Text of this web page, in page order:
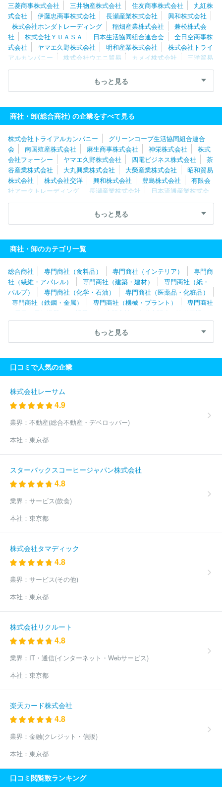
三菱商事株式会社 三井物産株式会社 住友商事株式会社
丸紅株
式会社
伊藤忠商事株式会社 長瀬産業株式会社
興和株式会社
株式会社ホンダトレーディング
稲畑産業株式会社
兼松株式会
社
株式会社ＹＵＡＳＡ 日本生活協同組合連合会
全日空商事株
式会社
ヤマエ久野株式会社 明和産業株式会社
株式会社トライ
アルカンパニー
株式会社ウエニ貿易 カメイ株式会社
三洋貿易
株式会社
富士貿易株式会社 Ｕｍｉｏｓ株式会社
三菱電機トレ
野村貿易株式会社
式会社交洋
もっと見る
商社・卸(総合商社) の企業をすべて見る
株式会社トライアルカンパニー
グリーンコープ生活協同組合連合
会
南国殖産株式会社 麻生商事株式会社 神栄株式会社
株式
会社フォーシー
ヤマエ久野株式会社 四電ビジネス株式会社
茶
谷産業株式会社
大丸興業株式会社 大榮産業株式会社
昭和貿易
株式会社
株式会社交洋 興和株式会社 豊島株式会社
有限会
社アークトレーディング
長瀬産業株式会社
日本流通産業株式会
社
野村貿易株式会社 豊田通商株式会社
株式会社吉田産業
コープデリ生活協同組合連合会
株式会社栗林商
会
日本ダイレックス株式会社
田辺商事株式会社
昭光通商株式会
社
生活クラブ事業連合生活協同組合連合会
日本商事
株式会社トーヨーコーポレーション
イオントップバリ
ュ株式会社
株式会社野澤組 日本生活協同組合連合会
三菱電機
トレーディング株式会社
モンテ物産株式会社
株式会社バイテッ
クホールディングス
株式会社シムコ
東レインターナショナル株
コーンズ・アンド・カンパニー・リミ
会社
株式会社ＹＵＡＳＡ ジャパンマシナリー株式会社
森村商
事株式会社
東工コーセン株式会社
ｏｓ株式会社
株式会社コーレンス 兼松株式会社
ラサ商事株式
会社
カネダ株式会社
社
三菱商事株式会社
易株式会社
アディダスジャパン株式会社
株式会社コスモトレー
藤忠商事株式会社
ールシステムサービス株式会社
日仏商事株式会社
原田産業株式会社
株式会社北海道日
立
共栄商事株式会社
ｍｅｔｔａｃフーズ株式会社
合
住友商事九州株式会社
ホールディングス
もっと見る
商社・卸のカテゴリ一覧
総合商社 専門商社（食料品） 専門商社（インテリア）
専門商
社（繊維・アパレル）
専門商社（建築・建材）
専門商社（紙・
パルプ）
専門商社（化学・石油）
専門商社（医薬品・化粧品）
専門商社（鉄鋼・金属）
専門商社（機械・プラント）
専門商社
（電子・電気機器・OA機器）
専門商社（自動車関連・輸送用機
器）
専門商社（医療機器）
専門商社（文具・事務用品・日用
専門商社（スポーツ・レジャー用品） 専門商社（その他）
もっと見る
口コミで人気の企業
株式会社レーサム
4.9
業界： 不動産(総合不動産・デベロッパー)
本社： 東京都
スターバックスコーヒージャパン株式会社
4.8
業界： サービス(飲食)
本社： 東京都
株式会社タマディック
4.8
業界： サービス(その他)
本社： 東京都
株式会社リクルート
4.8
業界： IT・通信(インターネット・Webサービス)
本社： 東京都
楽天カード株式会社
4.8
業界： 金融(クレジット・信販)
本社： 東京都
口コミ閲覧数ランキング